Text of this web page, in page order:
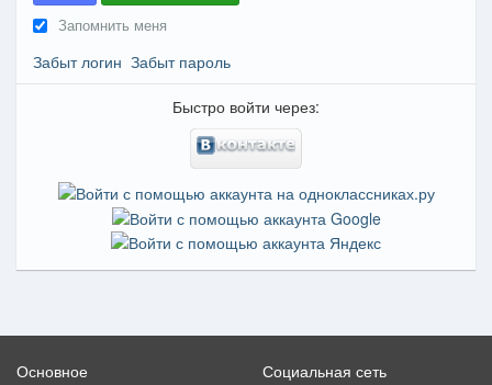
Запомнить меня
Забыт логин Забыт пароль
Быстро войти через:
Основное
Социальная сеть